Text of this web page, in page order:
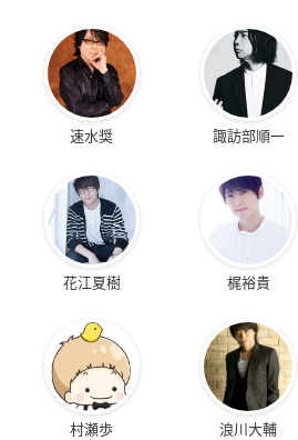
速水奨 諏訪部順一
花江夏樹 梶裕貴
村瀬歩 浪川大輔